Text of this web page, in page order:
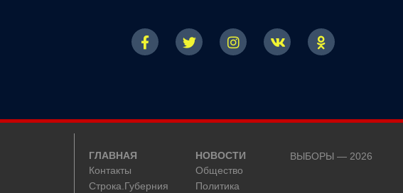
ГЛАВНАЯ
Контакты
Строка.Губерния
НОВОСТИ
Общество
Политика
ВЫБОРЫ — 2026